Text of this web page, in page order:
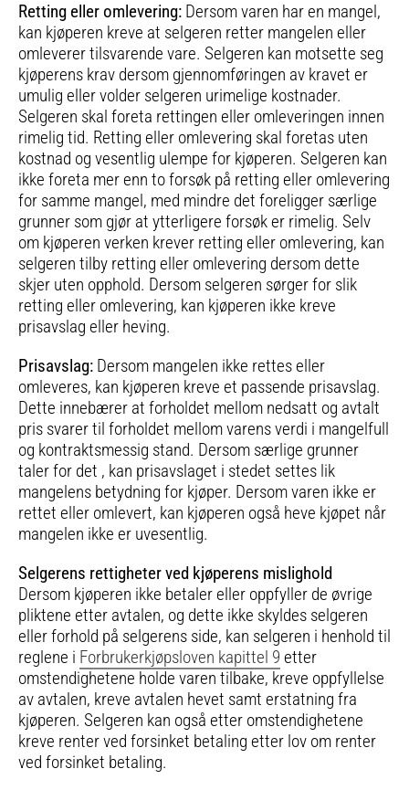
Retting eller omlevering: Dersom varen har en mangel,
kan kjøperen kreve at selgeren retter mangelen eller
omleverer tilsvarende vare. Selgeren kan motsette seg
kjøperens krav dersom gjennomføringen av kravet er
umulig eller volder selgeren urimelige kostnader.
Selgeren skal foreta rettingen eller omleveringen innen
rimelig tid. Retting eller omlevering skal foretas uten
kostnad og vesentlig ulempe for kjøperen. Selgeren kan
ikke foreta mer enn to forsøk på retting eller omlevering
for samme mangel, med mindre det foreligger særlige
grunner som gjør at ytterligere forsøk er rimelig. Selv
om kjøperen verken krever retting eller omlevering, kan
selgeren tilby retting eller omlevering dersom dette
skjer uten opphold. Dersom selgeren sørger for slik
retting eller omlevering, kan kjøperen ikke kreve
prisavslag eller heving.
Prisavslag: Dersom mangelen ikke rettes eller
omleveres, kan kjøperen kreve et passende prisavslag.
Dette innebærer at forholdet mellom nedsatt og avtalt
pris svarer til forholdet mellom varens verdi i mangelfull
og kontraktsmessig stand. Dersom særlige grunner
taler for det , kan prisavslaget i stedet settes lik
mangelens betydning for kjøper. Dersom varen ikke er
rettet eller omlevert, kan kjøperen også heve kjøpet når
mangelen ikke er uvesentlig.
Selgerens rettigheter ved kjøperens mislighold
Dersom kjøperen ikke betaler eller oppfyller de øvrige
pliktene etter avtalen, og dette ikke skyldes selgeren
eller forhold på selgerens side, kan selgeren i henhold til
reglene i Forbrukerkjøpsloven kapittel 9 etter
omstendighetene holde varen tilbake, kreve oppfyllelse
av avtalen, kreve avtalen hevet samt erstatning fra
kjøperen. Selgeren kan også etter omstendighetene
kreve renter ved forsinket betaling etter lov om renter
ved forsinket betaling.